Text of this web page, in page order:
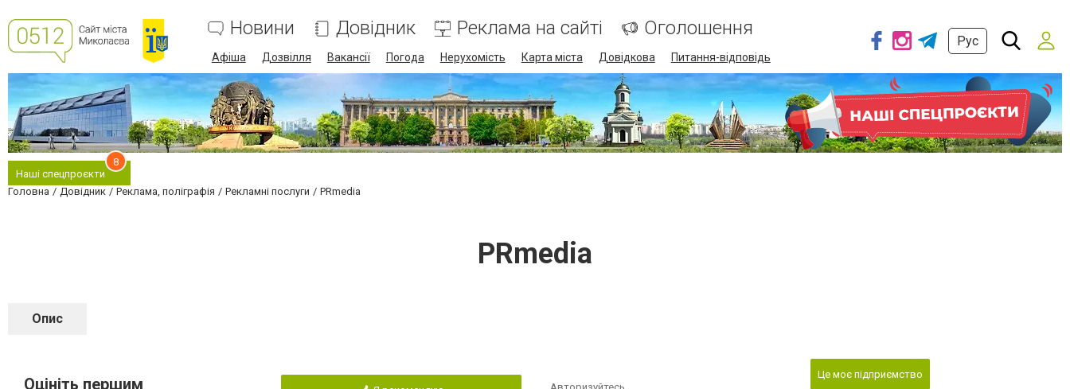
Новини Довідник Реклама на сайті Оголошення
Афіша Дозвілля Вакансії Погода Нерухомість Карта міста Довідкова Питання-відповідь
Рус
Наші спецпроєкти
8
Головна Довідник Реклама, поліграфія Рекламні послуги PRmedia
PRmedia
Опис
Оцініть першим
Це моє підприємство